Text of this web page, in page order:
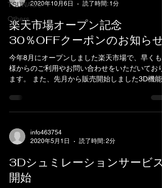
TSUNAGU-
Others
2020年10月6日
読了時間: 1分
楽天市場オープン記念
30％OFFクーポンのお知らせ
今年8月にオープンしました楽天市場で、早くも
様からのご利用やお問い合わせをいただいており
ます。 また、先月から販売開始しました3D機能
となっています。 ありがとうございます！ お店
システムにもやっと慣れてきました。...
info463754
2020年5月1日
読了時間: 2分
3Dシュミレーションサービス
開始